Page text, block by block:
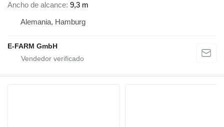
Ancho de alcance 9,3 m
Alemania, Hamburg
E-FARM GmbH